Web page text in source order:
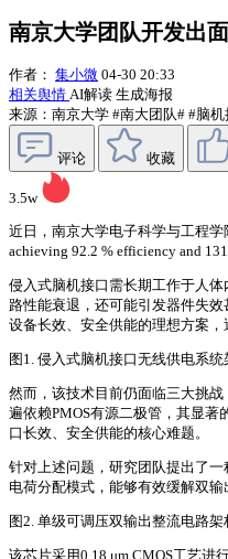
南京大学团队开发出
作者： 集小微 04-30 20:33
相关舆情 AI解读 生成海报
来源：南京大学 #南大团队# #脑机
评论 收藏
3.5w
近日，南京大学电子科学与工程学
achieving 92.2 % efficiency and
侵入式脑机接口需长期工作于人
路性能衰退，还可能引发器件失
设备长效、安全供能的理想方案，
图1. 侵入式脑机接口无线供电系统
然而，该技术目前仍面临三大挑
遍依赖PMOS有源二极管，其显
口长效、安全供能的核心难题。
针对上述问题，研究团队提出了
电荷分配模式，能够有效缓解双
图2. 单级可调压双输出整流电路架
该芯片采用0.18 μm CMOS工艺进